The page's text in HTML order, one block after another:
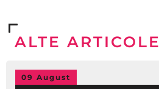
ALTE ARTICOLE
09 August